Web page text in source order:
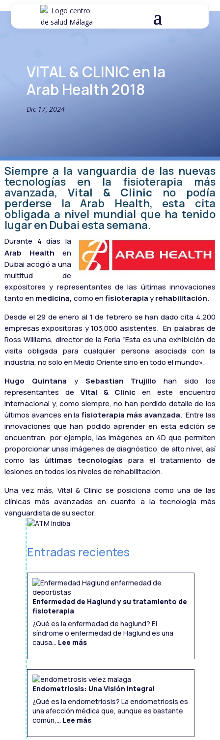
VITAL & CLINIC en la
Arab Health 2018
Dic 17, 2024
Siempre a la vanguardia de las nuevas
tecnologías en la fisioterapia más
avanzada, Vital & Clinic no podía
perderse la Arab Health, esta cita
obligada a nivel mundial que ha tenido
lugar en Dubai esta semana.
Durante 4 días la
Arab Health en
Dubai acogió a una
multitud de
expositores y representantes de las últimas innovaciones
tanto enmedicina, como enfisioterapiayrehabilitación.
Desde el 29 de enero al 1 de febrero se han dado cita 4,200
empresas expositoras y 103,000 asistentes. En palabras de
Ross Williams, director de la Feria “Esta es una exhibición de
visita obligada para cualquier persona asociada con la
industria, no solo en Medio Oriente sino en todo el mundo».
Hugo Quintana y Sebastian Trujillohan sido los
representantes de Vital & Clinic en este encuentro
internacional y, como siempre, no han perdido detalle de los
últimos avances en lafisioterapia más avanzada. Entre las
innovaciones que han podido aprender en esta edición se
encuentran, por ejemplo, las imágenes en 4D que permiten
proporcionar unas imágenes de diagnóstico de alto nivel, así
como las últimas tecnologías para el tratamiento de
lesiones en todos los niveles de rehabilitación.
Una vez más, Vital & Clinic se posiciona como una de las
clínicas más avanzadas en cuanto a la tecnología más
vanguardista de su sector.
Entradas recientes
Enfermedad de Haglund y su tratamiento de
fisioterapia
¿Qué es la enfermedad de haglund? El
síndrome o enfermedad de Haglund es una
causa... Lee más:
Enfermedad
de
Haglund
de
fisioterapia
Endometriosis: Una Visión Integral
¿Qué es la endometriosis? La endometriosis es
una afección médica que, aunque es bastante
común,... Lee más:
Endometriosis:
Una
Visión